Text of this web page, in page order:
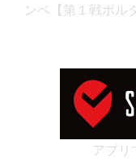
ンペ【第１戦ボル
アプリ